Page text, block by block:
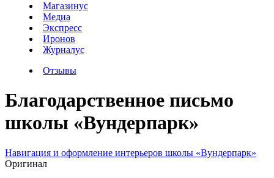
Магазинус
Медиа
Экспресс
Иронов
Журналус
Отзывы
Благодарственное письмо
школы «Вундерпарк»
Навигация и оформление интерьеров школы «Вундерпарк»
Оригинал